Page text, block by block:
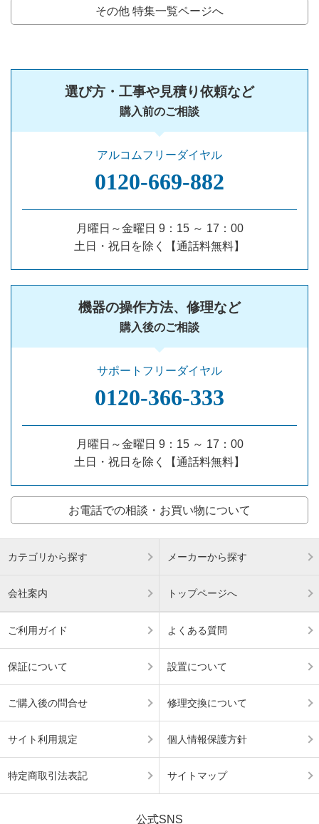
その他 特集一覧ページへ
選び方・工事や見積り依頼など
購入前のご相談
アルコムフリーダイヤル
0120‐669‐882
月曜日～金曜日 9：15 ～ 17：00
土日・祝日を除く【通話料無料】
機器の操作方法、修理など
購入後のご相談
サポートフリーダイヤル
0120‐366‐333
月曜日～金曜日 9：15 ～ 17：00
土日・祝日を除く【通話料無料】
お電話での相談・お買い物について
カテゴリから探す メーカーから探す
会社案内 トップページへ
ご利用ガイド よくある質問
保証について 設置について
ご購入後の問合せ 修理交換について
サイト利用規定 個人情報保護方針
特定商取引法表記 サイトマップ
公式SNS